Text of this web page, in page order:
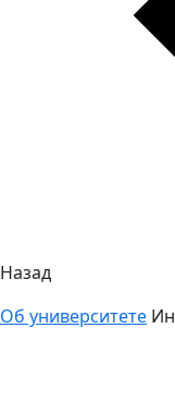
Назад
Об университете